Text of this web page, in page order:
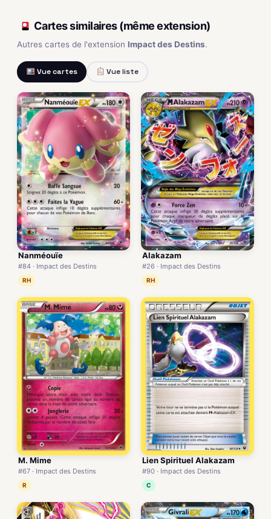
Cartes similaires (même extension)
Autres cartes de l'extension Impact des Destins.
Vue cartes Vue liste
Nanméouïe
#84 · Impact des Destins
RH
Alakazam
#26 · Impact des Destins
RH
M. Mime
#67 · Impact des Destins
R
Lien Spirituel Alakazam
#90 · Impact des Destins
C